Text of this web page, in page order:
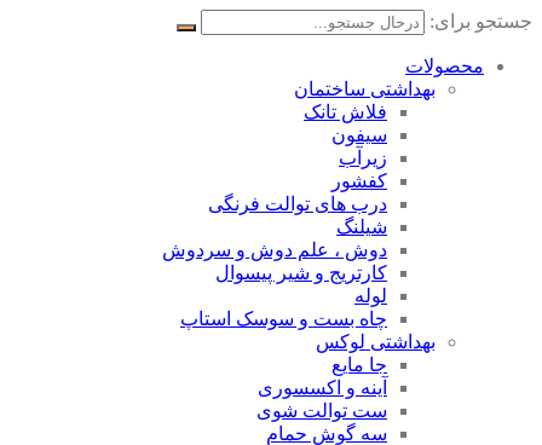
جستجو برای:
محصولات
بهداشتی ساختمان
فلاش تانک
سیفون
زیرآب
کفشور
درب های توالت فرنگی
شیلنگ
دوش ، علم دوش و سردوش
کارتریج و شیر پیسوال
لوله
چاه بست و سوسک استاپ
بهداشتی لوکس
جا مایع
آینه و اکسسوری
ست توالت شوی
سه گوش حمام